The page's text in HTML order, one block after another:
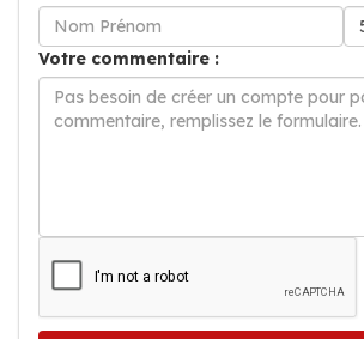
Votre commentaire :